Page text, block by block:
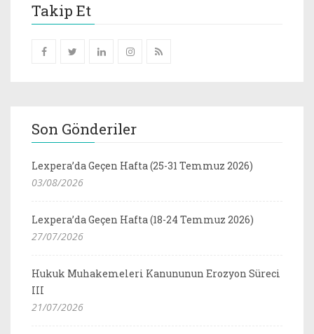
Takip Et
Son Gönderiler
Lexpera’da Geçen Hafta (25-31 Temmuz 2026)
03/08/2026
Lexpera’da Geçen Hafta (18-24 Temmuz 2026)
27/07/2026
Hukuk Muhakemeleri Kanununun Erozyon Süreci
III
21/07/2026